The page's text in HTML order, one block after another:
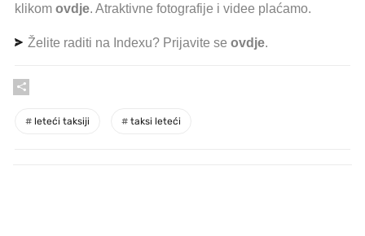
klikom ovdje. Atraktivne fotografije i videe plaćamo.
Želite raditi na Indexu? Prijavite se ovdje.
# leteći taksiji # taksi leteći